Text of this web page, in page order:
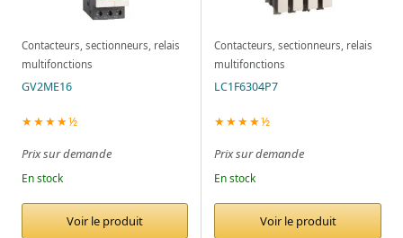
Contacteurs, sectionneurs, relais
multifonctions
GV2ME16
★★★★½
Prix sur demande
En stock
Voir le produit
Contacteurs, sectionneurs, relais
multifonctions
LC1F6304P7
★★★★½
Prix sur demande
En stock
Voir le produit